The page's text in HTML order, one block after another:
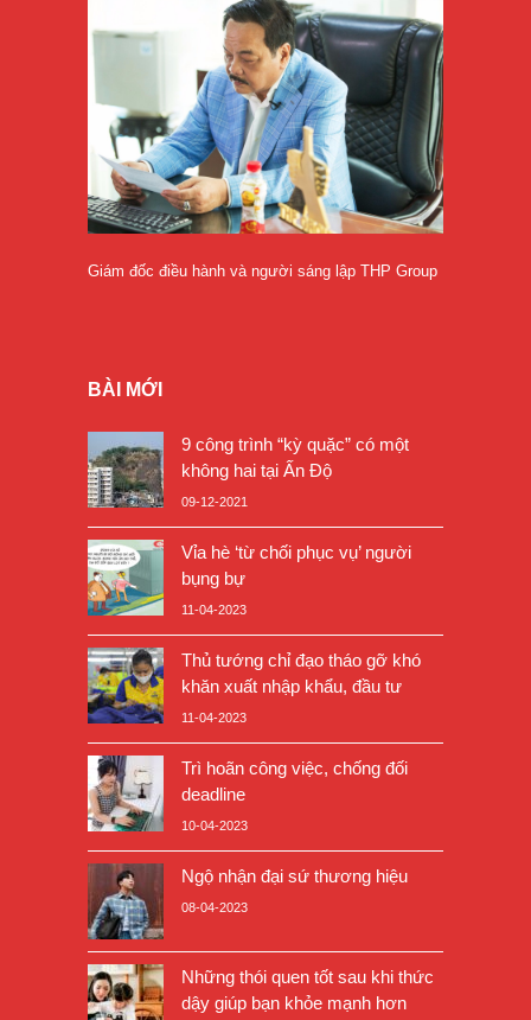
Giám đốc điều hành và người sáng lập THP Group
BÀI MỚI
9 công trình “kỳ quặc” có một
không hai tại Ấn Độ
09-12-2021
Vỉa hè ‘từ chối phục vụ’ người
bụng bự
11-04-2023
Thủ tướng chỉ đạo tháo gỡ khó
khăn xuất nhập khẩu, đầu tư
11-04-2023
Trì hoãn công việc, chống đối
deadline
10-04-2023
Ngộ nhận đại sứ thương hiệu
08-04-2023
Những thói quen tốt sau khi thức
dậy giúp bạn khỏe mạnh hơn